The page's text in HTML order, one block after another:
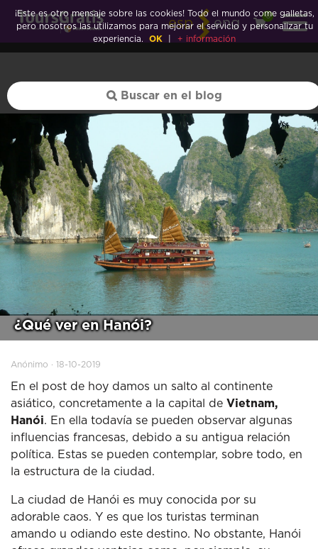
esp eng
0
¿Qué ver en Hanói?
Anónimo · 18-10-2019
En el post de hoy damos un salto al continente
asiático, concretamente a la capital de Vietnam,
Hanói. En ella todavía se pueden observar algunas
influencias francesas, debido a su antigua relación
política. Estas se pueden contemplar, sobre todo, en
la estructura de la ciudad.
La ciudad de Hanói es muy conocida por su
adorable caos. Y es que los turistas terminan
amando u odiando este destino. No obstante, Hanói
¡Este es otro mensaje sobre las cookies! Todo el mundo come galletas,
pero nosotros las utilizamos para mejorar el servicio y personalizar tu
experiencia.
OK + información